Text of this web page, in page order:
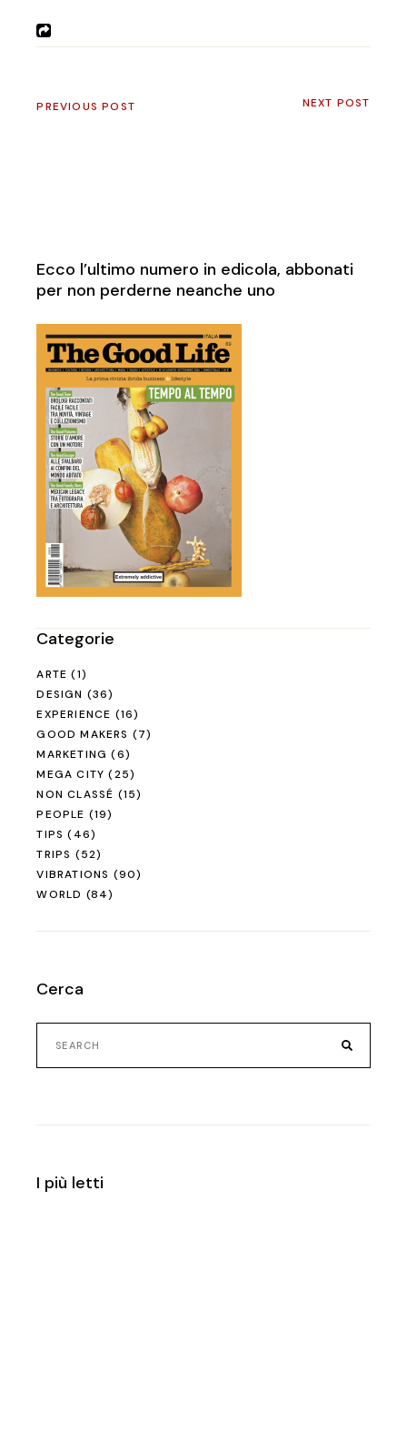
PREVIOUS POST NEXT POST
Ecco l’ultimo numero in edicola, abbonati
per non perderne neanche uno
Categorie
ARTE (1)
DESIGN (36)
EXPERIENCE (16)
GOOD MAKERS (7)
MARKETING (6)
MEGA CITY (25)
NON CLASSÉ (15)
PEOPLE (19)
TIPS (46)
TRIPS (52)
VIBRATIONS (90)
WORLD (84)
Cerca
I più letti